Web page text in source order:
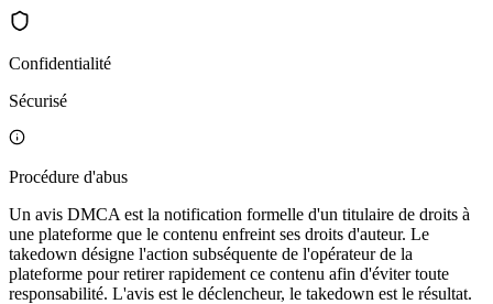
Confidentialité
Sécurisé
Procédure d'abus
Un avis DMCA est la notification formelle d'un titulaire de droits à
une plateforme que le contenu enfreint ses droits d'auteur. Le
takedown désigne l'action subséquente de l'opérateur de la
plateforme pour retirer rapidement ce contenu afin d'éviter toute
responsabilité. L'avis est le déclencheur, le takedown est le résultat.